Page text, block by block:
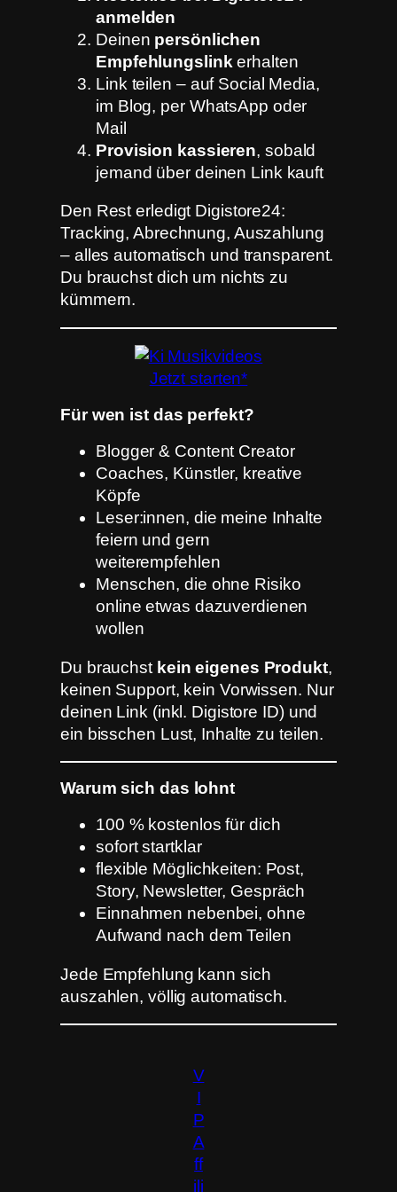
anmelden
Deinen persönlichen
Empfehlungslink erhalten
Link teilen – auf Social Media,
im Blog, per WhatsApp oder
Mail
Provision kassieren, sobald
jemand über deinen Link kauft
Den Rest erledigt Digistore24:
Tracking, Abrechnung, Auszahlung
– alles automatisch und transparent.
Du brauchst dich um nichts zu
kümmern.
Jetzt starten*
Für wen ist das perfekt?
Blogger & Content Creator
Coaches, Künstler, kreative
Köpfe
Leser:innen, die meine Inhalte
feiern und gern
weiterempfehlen
Menschen, die ohne Risiko
online etwas dazuverdienen
wollen
Du brauchst kein eigenes Produkt,
keinen Support, kein Vorwissen. Nur
deinen Link (inkl. Digistore ID) und
ein bisschen Lust, Inhalte zu teilen.
Warum sich das lohnt
100 % kostenlos für dich
sofort startklar
flexible Möglichkeiten: Post,
Story, Newsletter, Gespräch
Einnahmen nebenbei, ohne
Aufwand nach dem Teilen
Jede Empfehlung kann sich
auszahlen, völlig automatisch.
V
I
P
A
ff
ili